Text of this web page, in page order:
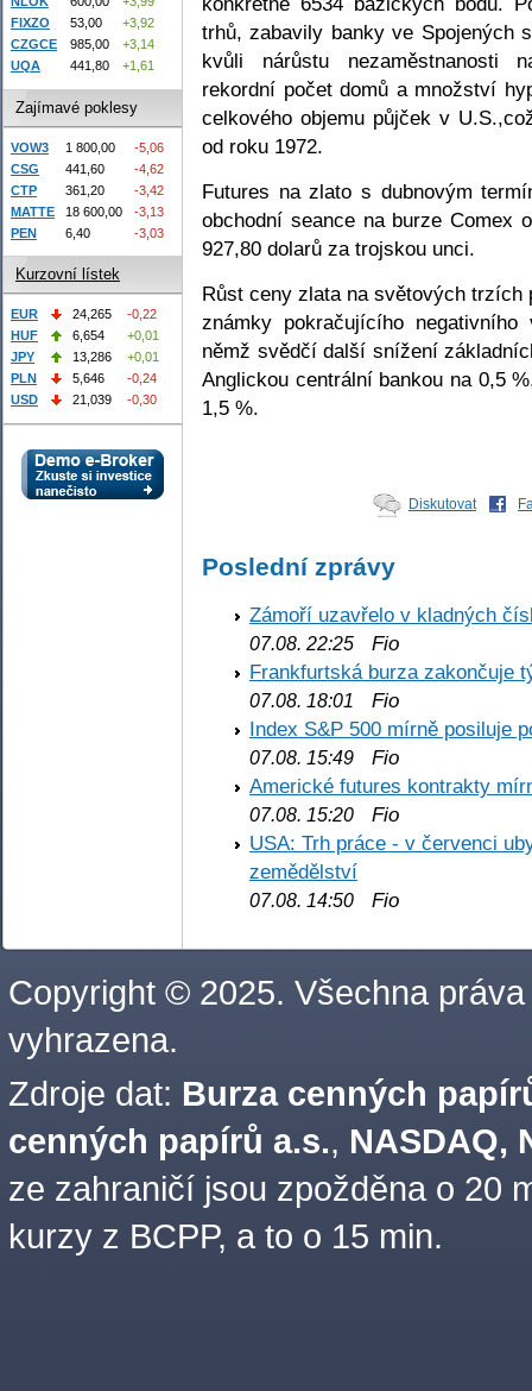
trhů, zabavily banky ve Spojených
kvůli nárůstu nezaměstnanosti
rekordní počet domů a množství
celkového objemu půjček v
od roku 1972.
Futures na zlato s dubnovým
obchodní seance na burze Comex
927,80 dolarů za trojskou unci.
Růst ceny zlata na světových trzích
známky pokračujícího
němž svědčí další snížení
Anglickou centrální bankou na 0,5
1,5 %.
Diskutovat
Poslední zprávy
Zámoří uzavřelo v kladných
07.08. 22:25 Fio
Frankfurtská burza zakončuje
07.08. 18:01
Fio
Index S&P 500 mírně posiluje
07.08. 15:49 Fio
Americké futures kontrakty
07.08. 15:20 Fio
USA: Trh práce - v červenci
zemědělství
07.08. 14:50 Fio
FIXZO
53,00
+3,92
CZGCE
985,00
+3,14
UQA
441,80 +1,61
Zajímavé poklesy
VOW3 1 800,00
-5,06
CSG
441,60
-4,62
CTP
361,20
-3,42
MATTE
18 600,00
-3,13
PEN
6,40 -3,03
Kurzovní lístek
EUR 24,265
-0,22
HUF
6,654
+0,01
JPY
13,286
+0,01
PLN
5,646
-0,24
USD
21,039 -0,30
Copyright © 2025. Všechna práva
vyhrazena.
Zdroje dat: Burza cenných
cenných papírů a.s., NASDAQ,
ze zahraničí jsou zpožděna o 20
kurzy z BCPP, a to o 15 min.